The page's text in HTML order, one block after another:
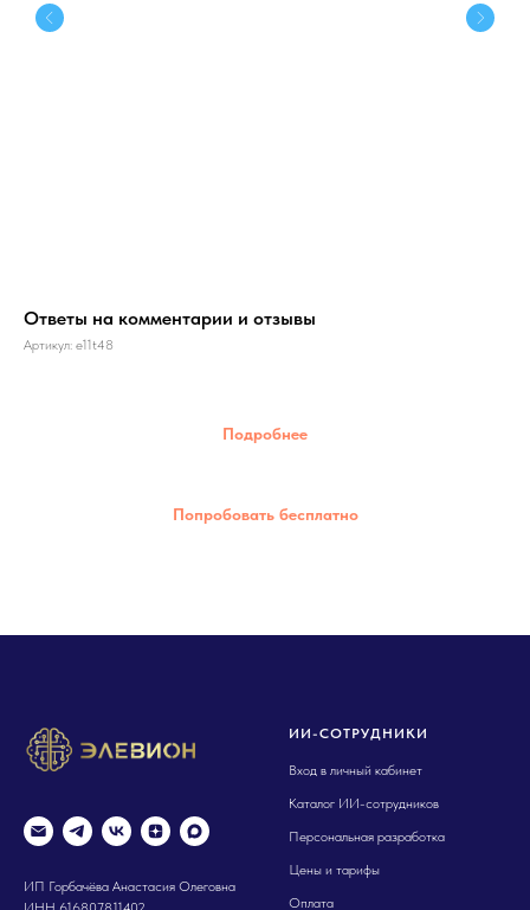
Ответы на комментарии и отзывы
Артикул: e11t48
Подробнее
Попробовать бесплатно
ИП Горбачёва Анастасия Олеговна
ИИ-СОТРУДНИКИ
Вход в личный кабинет
Каталог ИИ-сотрудников
Персональная разработка
Цены и тарифы
Оплата